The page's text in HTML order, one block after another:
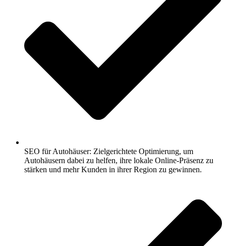
SEO für Autohäuser: Zielgerichtete Optimierung, um
Autohäusern dabei zu helfen, ihre lokale Online-Präsenz zu
stärken und mehr Kunden in ihrer Region zu gewinnen.